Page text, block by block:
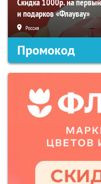
и подарков «Флаувау»
Россия
Промокод